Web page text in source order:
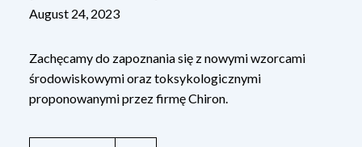
August 24, 2023
Zachęcamy do zapoznania się z nowymi wzorcami
środowiskowymi oraz toksykologicznymi
proponowanymi przez firmę Chiron.